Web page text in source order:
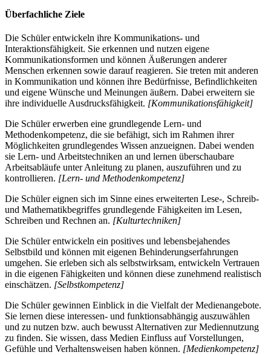
Überfachliche Ziele
Die Schüler entwickeln ihre Kommunikations- und
Interaktionsfähigkeit. Sie erkennen und nutzen eigene
Kommunikationsformen und können Äußerungen anderer
Menschen erkennen sowie darauf reagieren. Sie treten mit anderen
in Kommunikation und können ihre Bedürfnisse, Befindlichkeiten
und eigene Wünsche und Meinungen äußern. Dabei erweitern sie
ihre individuelle Ausdrucksfähigkeit. [Kommunikationsfähigkeit]
Die Schüler erwerben eine grundlegende Lern- und
Methodenkompetenz, die sie befähigt, sich im Rahmen ihrer
Möglichkeiten grundlegendes Wissen anzueignen. Dabei wenden
sie Lern- und Arbeitstechniken an und lernen überschaubare
Arbeitsabläufe unter Anleitung zu planen, auszuführen und zu
kontrollieren. [Lern- und Methodenkompetenz]
Die Schüler eignen sich im Sinne eines erweiterten Lese-, Schreib-
und Mathematikbegriffes grundlegende Fähigkeiten im Lesen,
Schreiben und Rechnen an. [Kulturtechniken]
Die Schüler entwickeln ein positives und lebensbejahendes
Selbstbild und können mit eigenen Behinderungserfahrungen
umgehen. Sie erleben sich als selbstwirksam, entwickeln Vertrauen
in die eigenen Fähigkeiten und können diese zunehmend realistisch
einschätzen. [Selbstkompetenz]
Die Schüler gewinnen Einblick in die Vielfalt der Medienangebote.
Sie lernen diese interessen- und funktionsabhängig auszuwählen
und zu nutzen bzw. auch bewusst Alternativen zur Mediennutzung
zu finden. Sie wissen, dass Medien Einfluss auf Vorstellungen,
Gefühle und Verhaltensweisen haben können. [Medienkompetenz]